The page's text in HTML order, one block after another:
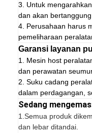
3. Untuk
dan akan
4. Perusahaan harus
pemeliharaan
Garansi layanan
1. Mesin host
dan perawatan
2. Suku cadang
dalam perdagangan,
Sedang
1.Semua produk
dan lebar ditandai.